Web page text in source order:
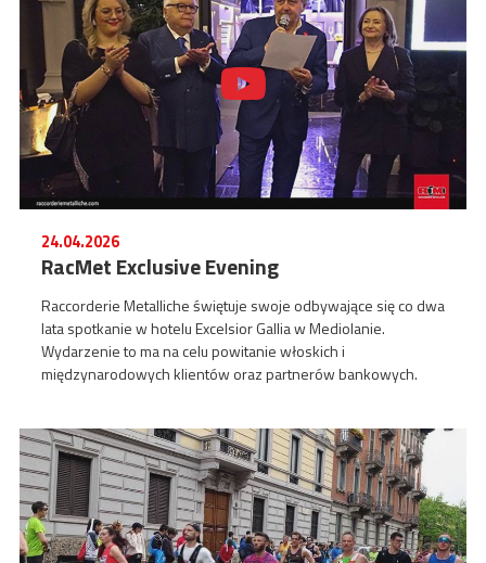
24.04.2026
RacMet Exclusive Evening
Raccorderie Metalliche świętuje swoje odbywające się co dwa
lata spotkanie w hotelu Excelsior Gallia w Mediolanie.
Wydarzenie to ma na celu powitanie włoskich i
międzynarodowych klientów oraz partnerów bankowych.